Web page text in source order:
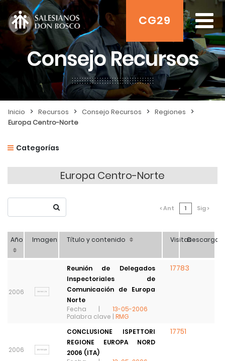
CG29
Consejo Recursos
Inicio > Recursos > Consejo Recursos > Regiones >
Europa Centro-Norte
Categorías
Europa Centro-Norte
< Ant 1 Sig >
Año Imagen Título y contenido VisitasDescarga
2006
Reunión de Delegados
Inspectoriales de
Comunicación de Europa
Norte
Fecha | 13-05-2006
Palabra clave | RMG
17783
2006
CONCLUSIONE ISPETTORI
REGIONE EUROPA NORD
2006 (ITA)
17751